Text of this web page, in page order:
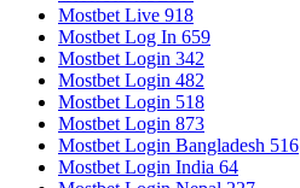
Mostbet Live 918
Mostbet Log In 659
Mostbet Login 342
Mostbet Login 482
Mostbet Login 518
Mostbet Login 873
Mostbet Login Bangladesh 516
Mostbet Login India 64